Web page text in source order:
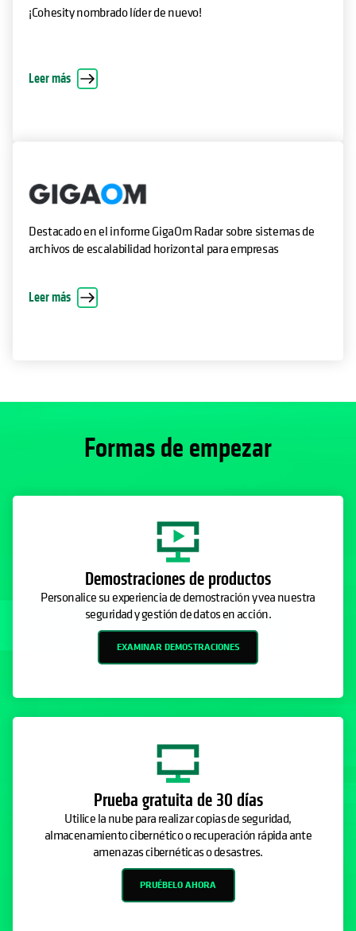
¡Cohesity nombrado líder de nuevo!
Leer más
Destacado en el informe GigaOm Radar sobre sistemas de
archivos de escalabilidad horizontal para empresas
Leer más
Formas de empezar
Demostraciones de productos
Personalice su experiencia de demostración y vea nuestra
seguridad y gestión de datos en acción.
EXAMINAR DEMOSTRACIONES
Prueba gratuita de 30 días
Utilice la nube para realizar copias de seguridad,
almacenamiento cibernético o recuperación rápida ante
amenazas cibernéticas o desastres.
PRUÉBELO AHORA